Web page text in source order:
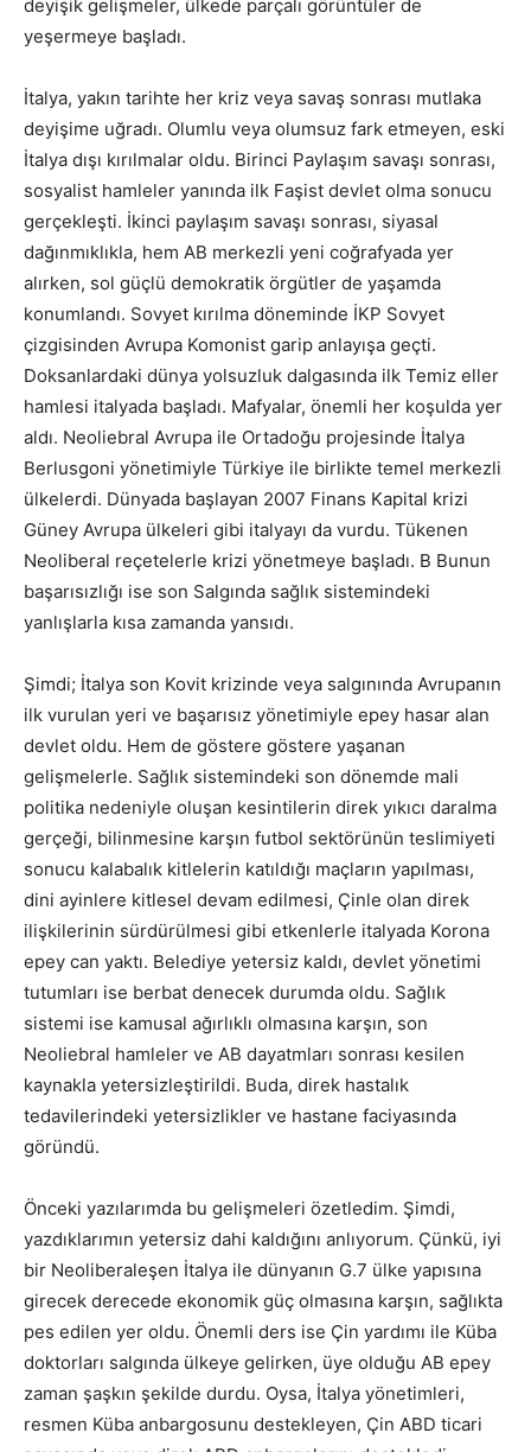
deyişik gelişmeler, ülkede parçalı görüntüler de
yeşermeye başladı.
İtalya, yakın tarihte her kriz veya savaş sonrası mutlaka
deyişime uğradı. Olumlu veya olumsuz fark etmeyen, eski
İtalya dışı kırılmalar oldu. Birinci Paylaşım savaşı sonrası,
sosyalist hamleler yanında ilk Faşist devlet olma sonucu
gerçekleşti. İkinci paylaşım savaşı sonrası, siyasal
dağınmıklıkla, hem AB merkezli yeni coğrafyada yer
alırken, sol güçlü demokratik örgütler de yaşamda
konumlandı. Sovyet kırılma döneminde İKP Sovyet
çizgisinden Avrupa Komonist garip anlayışa geçti.
Doksanlardaki dünya yolsuzluk dalgasında ilk Temiz eller
hamlesi italyada başladı. Mafyalar, önemli her koşulda yer
aldı. Neoliebral Avrupa ile Ortadoğu projesinde İtalya
Berlusgoni yönetimiyle Türkiye ile birlikte temel merkezli
ülkelerdi. Dünyada başlayan 2007 Finans Kapital krizi
Güney Avrupa ülkeleri gibi italyayı da vurdu. Tükenen
Neoliberal reçetelerle krizi yönetmeye başladı. B Bunun
başarısızlığı ise son Salgında sağlık sistemindeki
yanlışlarla kısa zamanda yansıdı.
Şimdi; İtalya son Kovit krizinde veya salgınında Avrupanın
ilk vurulan yeri ve başarısız yönetimiyle epey hasar alan
devlet oldu. Hem de göstere göstere yaşanan
gelişmelerle. Sağlık sistemindeki son dönemde mali
politika nedeniyle oluşan kesintilerin direk yıkıcı daralma
gerçeği, bilinmesine karşın futbol sektörünün teslimiyeti
sonucu kalabalık kitlelerin katıldığı maçların yapılması,
dini ayinlere kitlesel devam edilmesi, Çinle olan direk
ilişkilerinin sürdürülmesi gibi etkenlerle italyada Korona
epey can yaktı. Belediye yetersiz kaldı, devlet yönetimi
tutumları ise berbat denecek durumda oldu. Sağlık
sistemi ise kamusal ağırlıklı olmasına karşın, son
Neoliebral hamleler ve AB dayatmları sonrası kesilen
kaynakla yetersizleştirildi. Buda, direk hastalık
tedavilerindeki yetersizlikler ve hastane faciyasında
göründü.
Önceki yazılarımda bu gelişmeleri özetledim. Şimdi,
yazdıklarımın yetersiz dahi kaldığını anlıyorum. Çünkü, iyi
bir Neoliberaleşen İtalya ile dünyanın G.7 ülke yapısına
girecek derecede ekonomik güç olmasına karşın, sağlıkta
pes edilen yer oldu. Önemli ders ise Çin yardımı ile Küba
doktorları salgında ülkeye gelirken, üye olduğu AB epey
zaman şaşkın şekilde durdu. Oysa, İtalya yönetimleri,
resmen Küba anbargosunu destekleyen, Çin ABD ticari